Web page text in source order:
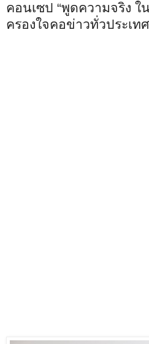
คอนเซป “พูดความจริง ใ
ครองใจคอข่าวทั่วประเทศ